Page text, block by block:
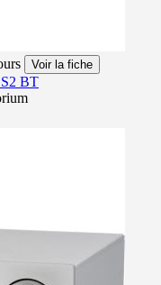
Voir la fiche
BT